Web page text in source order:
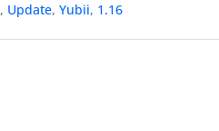
, Update,Yubii, 1.16